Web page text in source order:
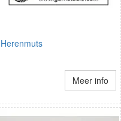
Herenmuts
Meer info